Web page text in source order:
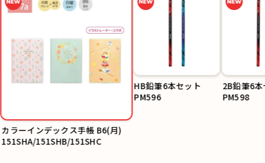
カラーインデックス手帳 B6(月)
151SHA/151SHB/151SHC
HB鉛筆6本セット
PM596
2B鉛筆6
PM598